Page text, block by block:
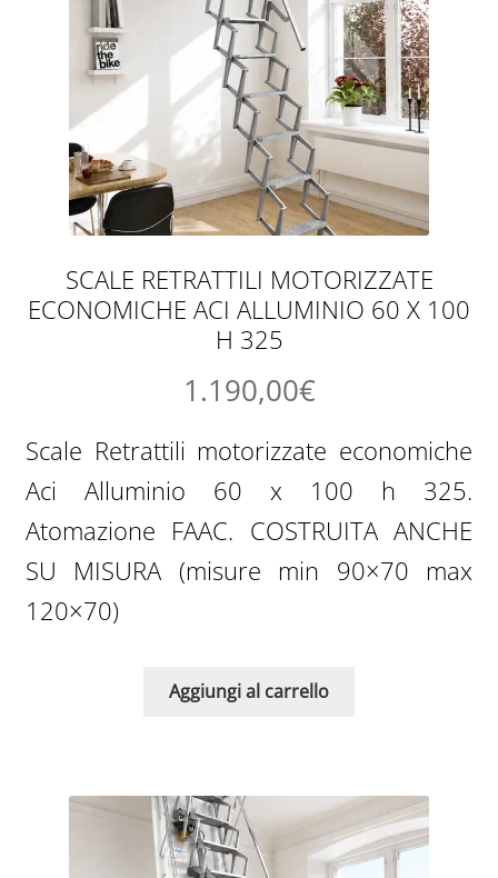
SCALE RETRATTILI MOTORIZZATE
ECONOMICHE ACI ALLUMINIO 60 X 100
H 325
1.190,00€
Scale Retrattili motorizzate economiche
Aci Alluminio 60 x 100 h 325.
Atomazione FAAC. COSTRUITA ANCHE
SU MISURA (misure min 90×70 max
120×70)
Aggiungi al carrello